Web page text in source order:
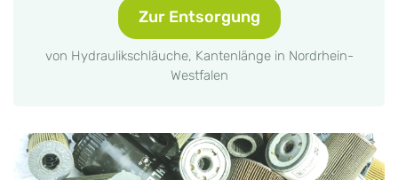
Zur Entsorgung
von Hydraulikschläuche, Kantenlänge in Nordrhein-
Westfalen